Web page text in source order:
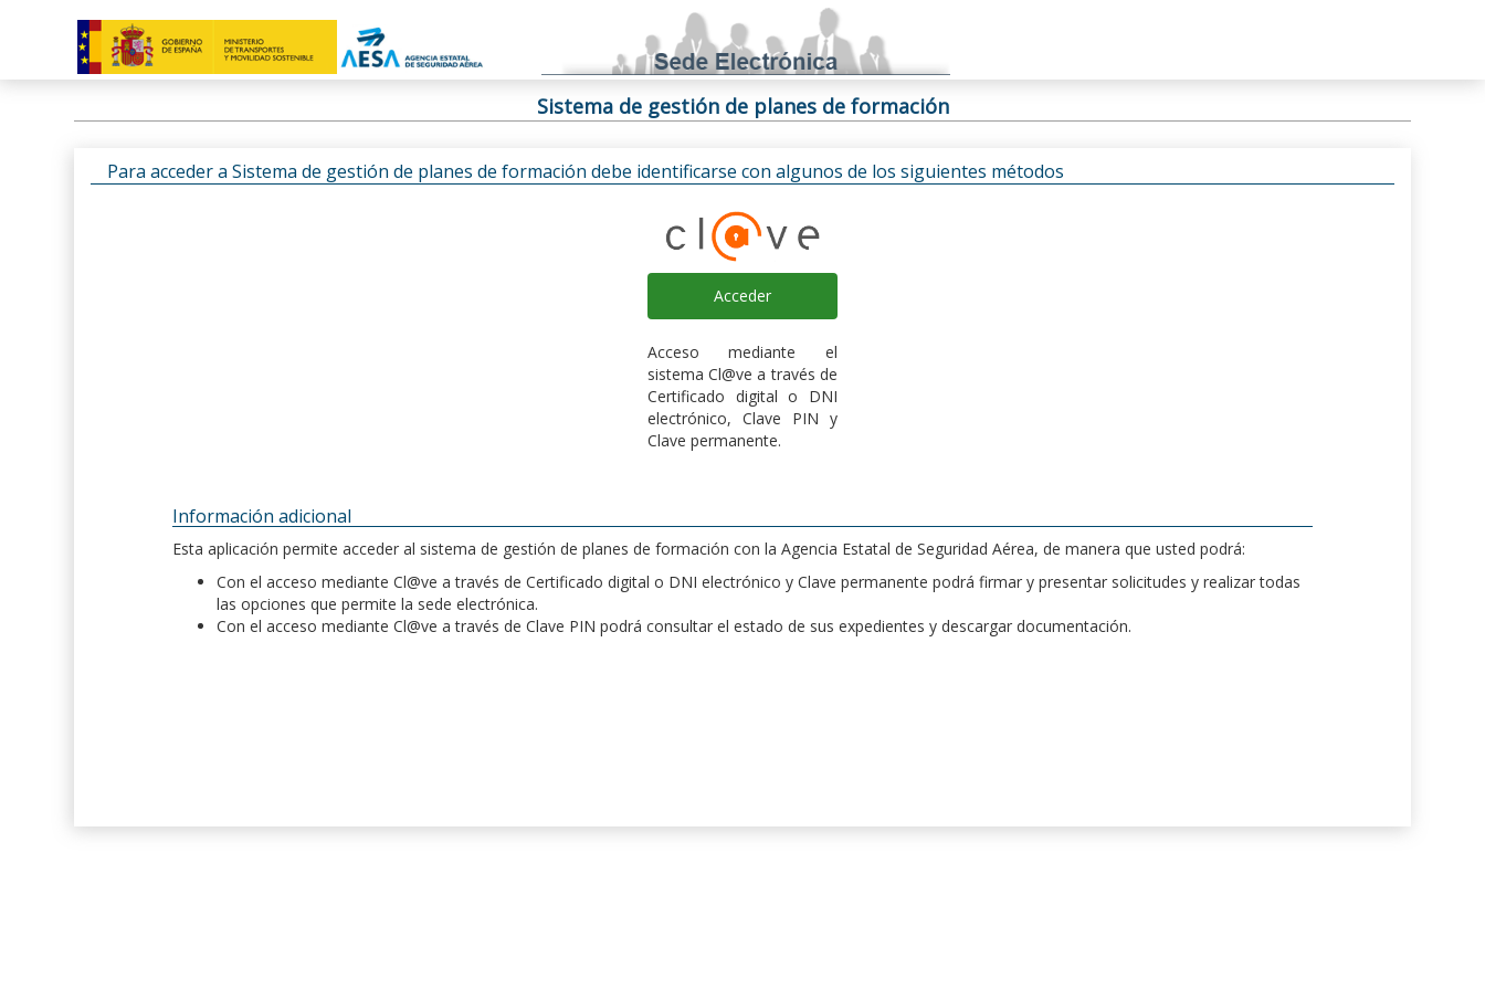
Sistema de gestión de planes de formación
Para acceder a Sistema de gestión de planes de formación debe identificarse con algunos de los siguientes métodos
Acceder
Acceso mediante el
sistema Cl@ve a través de
Certificado digital o DNI
electrónico, Clave PIN y
Clave permanente.
Información adicional
Esta aplicación permite acceder al sistema de gestión de planes de formación con la Agencia Estatal de Seguridad Aérea, de manera que usted podrá:
Con el acceso mediante Cl@ve a través de Certificado digital o DNI electrónico y Clave permanente podrá firmar y presentar solicitudes y realizar todas
las opciones que permite la sede electrónica.
Con el acceso mediante Cl@ve a través de Clave PIN podrá consultar el estado de sus expedientes y descargar documentación.